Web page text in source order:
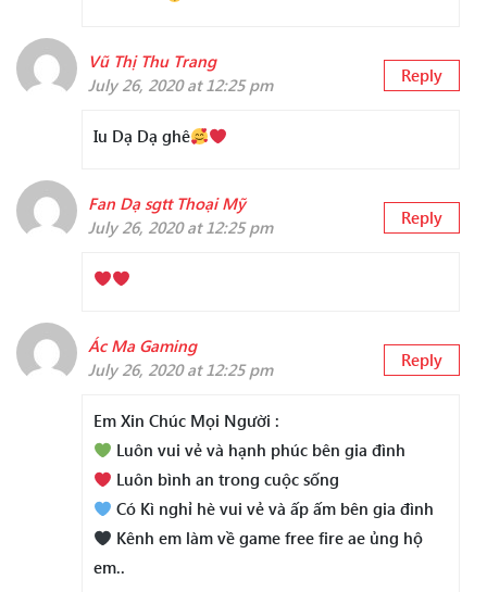
Vũ Thị Thu Trang
July 26, 2020 at 12:25 pm
Reply
Iu Dạ Dạ ghê
Fan Dạ sgtt Thoại Mỹ
July 26, 2020 at 12:25 pm
Reply
Ác Ma Gaming
July 26, 2020 at 12:25 pm
Reply
Em Xin Chúc Mọi Người :
Luôn vui vẻ và hạnh phúc bên gia đình
Luôn bình an trong cuộc sống
Có Kì nghỉ hè vui vẻ và ấp ấm bên gia đình
Kênh em làm về game free fire ae ủng hộ
em..